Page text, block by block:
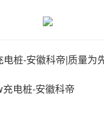
电桩-安徽科帝|质量为
电桩-安徽科帝